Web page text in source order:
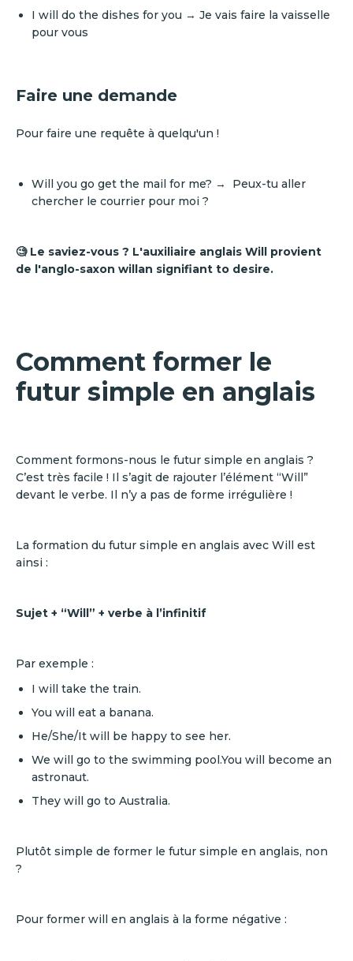
I will do the dishes for you → Je vais faire la vaisselle
pour vous
Faire une demande
Pour faire une requête à quelqu'un !
Will you go get the mail for me? → Peux-tu aller
chercher le courrier pour moi ?
🧐 Le saviez-vous ? L'auxiliaire anglais Will provient
de l'anglo-saxon willan signifiant to desire.
Comment former le
futur simple en anglais
Comment formons-nous le futur simple en anglais ?
C’est très facile ! Il s’agit de rajouter l’élément “Will”
devant le verbe. Il n’y a pas de forme irrégulière !
La formation du futur simple en anglais avec Will est
ainsi :
Sujet + “Will” + verbe à l’infinitif
Par exemple :
I will take the train.
You will eat a banana.
He/She/It will be happy to see her.
We will go to the swimming pool.You will become an
astronaut.
They will go to Australia.
Plutôt simple de former le futur simple en anglais, non
?
Pour former will en anglais à la forme négative :